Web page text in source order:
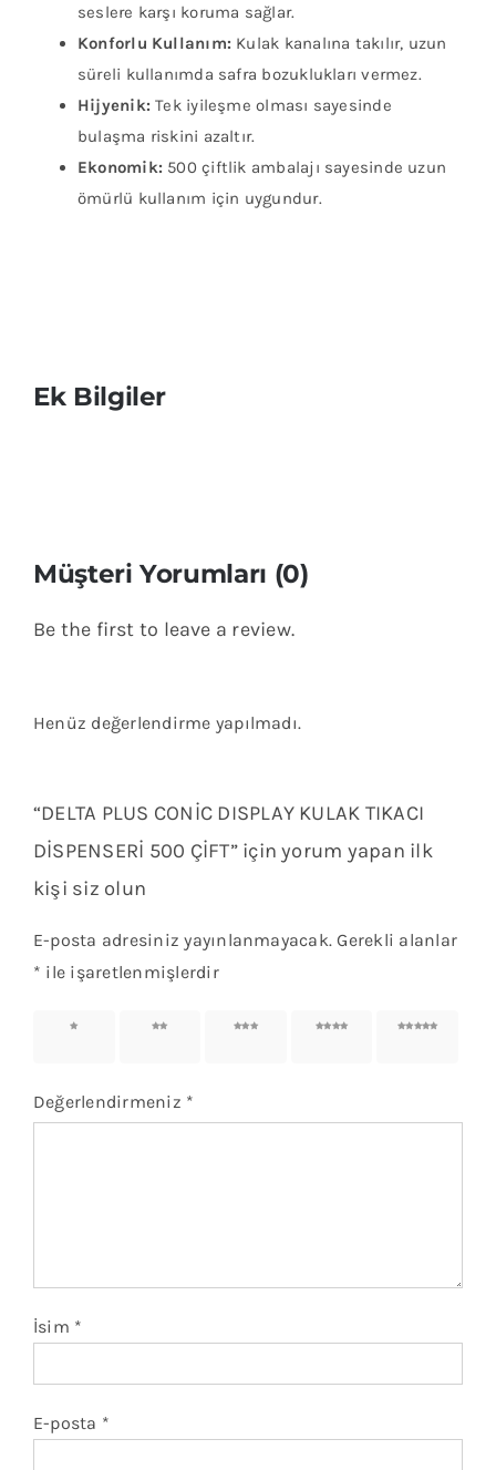
seslere karşı koruma sağlar.
Konforlu Kullanım: Kulak kanalına takılır, uzun
süreli kullanımda safra bozuklukları vermez.
Hijyenik: Tek iyileşme olması sayesinde
bulaşma riskini azaltır.
Ekonomik: 500 çiftlik ambalajı sayesinde uzun
ömürlü kullanım için uygundur.
Ek Bilgiler
Müşteri Yorumları (0)
Be the first to leave a review.
Henüz değerlendirme yapılmadı.
“DELTA PLUS CONİC DISPLAY KULAK TIKACI
DİSPENSERİ 500 ÇİFT” için yorum yapan ilk
kişi siz olun
E-posta adresiniz yayınlanmayacak. Gerekli alanlar
* ile işaretlenmişlerdir
2/5
3/5
4/5
5/5
Değerlendirmeniz *
İsim *
E-posta *